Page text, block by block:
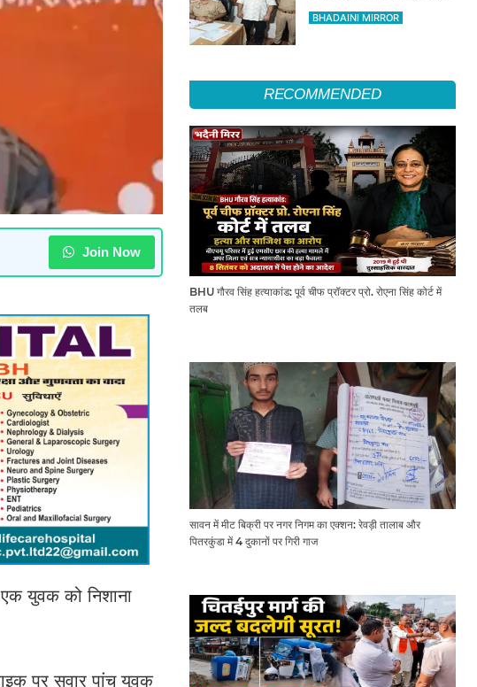
Join Now
एक युवक को निशाना
पर सवार पांच युवक
शाहरुख खान की तलाश
BHADAINI MIRROR
RECOMMENDED
BHU गौरव सिंह हत्याकांड: पूर्व चीफ प्रॉक्टर प्रो. रोएना सिंह कोर्ट में
तलब
सावन में मीट बिक्री पर नगर निगम का एक्शन: रेवड़ी तालाब और
पितरकुंडा में 4 दुकानों पर गिरी गाज